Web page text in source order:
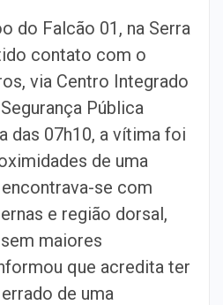
do Falcão 01, na Serra
contato com o
via Centro Integrado
Pública
das 07h10, a vítima foi
de uma
se com
e região dorsal,
maiores
que acredita ter
de uma